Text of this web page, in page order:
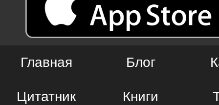
Главная Блог
Цитатник Книги